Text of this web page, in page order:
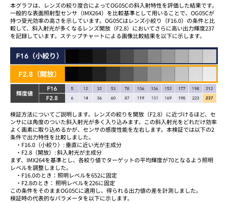
本グラフは、レンズの絞り度合によってOG05Cの斜入射特性を評価した結果です。
一般的な表面照射型センサ（IMX264）を比較基準として用いることで、OG05Cが
持つ受光効率の高さを示しています。OG05Cはレンズ小絞り（F16.0）の条件と比
較して、斜入射光が多くなるレンズ開放（F2.8）においてさらに高い出力輝度237
を記録しています。ステップチャートによる画像比較結果を以下に示します。
検証方法についてご説明します。レンズの絞りを開放（F2.8）に近づけるほど、セ
ンサには角度のついた斜入射光が多く入り込みます。この斜入射光をどれだけ効率
よく画素に取り込めるかが、センサの感度性能を左右します。本検証では以下の2
条件で出力特性を比較しました。
・F16.0（小絞り）: 垂直に近い光が主成分
・F2.8（開放）: 斜入射光が主成分
まず、IMX264を基準とし、各絞り値でターゲットの平均輝度が70となるよう照明
レベルを調整しました。
・F16.0のとき：照明レベルを652に固定
・F2.8のとき： 照明レベルを226に固定
この条件をそのままOG05Cに適用し、得られる出力値の差を計測しました。
検証時の代表的なパラメータを以下に示します。